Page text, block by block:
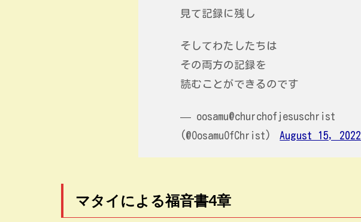
見て記録に残し
そしてわたしたちは
その両方の記録を
読むことができるのです
— oosamu@churchofjesuschrist
(@OosamuOfChrist)
August 15, 2022
マタイによる福音書4章